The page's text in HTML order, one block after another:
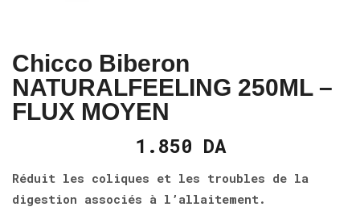
Chicco Biberon
NATURALFEELING 250ML –
FLUX MOYEN
1.850 DA
Réduit les coliques et les troubles de la
digestion associés à l’allaitement.